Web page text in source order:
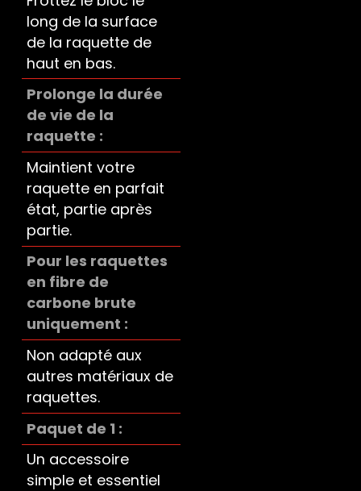
long de la surface
de la raquette de
haut en bas.
Prolonge la durée
de vie de la
raquette
Maintient votre
raquette en parfait
état, partie après
partie.
Pour les raquettes
en fibre de
carbone brute
uniquement
Non adapté aux
autres matériaux de
raquettes.
Paquet de 1
Un accessoire
simple et essentiel